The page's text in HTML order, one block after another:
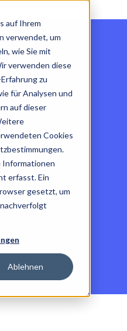
auf Ihrem
verwendet, um
wie Sie mit
verwenden diese
zu
für Analysen und
auf dieser
Cookies
Informationen
erfasst. Ein
gesetzt, um
Ablehnen